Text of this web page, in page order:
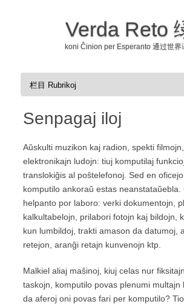
Verda Reto
koni Ĉinion per Esperanto 通过世界
Skip to content
Senpagaj iloj
Aŭskulti muzikon kaj radion, spekti
elektronikajn ludojn: tiuj komputilaj
translokiĝis al poŝtelefonoj. Sed en
komputilo ankoraŭ estas neanstataŭebla.
helpanto por laboro: verki dokumentojn,
kalkultabelojn, prilabori fotojn kaj bildojn,
kun lumbildoj, trakti amason da datumoj,
retejon, aranĝi retajn kunvenojn ktp.
Malkiel aliaj maŝinoj, kiuj celas nur
taskojn, komputilo povas plenumi multajn
da aferoj oni povas fari per komputilo?